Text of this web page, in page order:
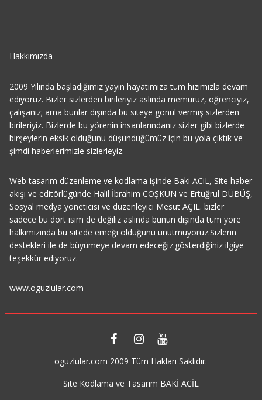
Hakkımızda
2009 Yılında başladığımız yayın hayatımıza tüm hızımızla devam
ediyoruz. Bizler sizlerden birileriyiz aslında memuruz, öğrenciyiz,
çalışanız; ama bunlar dışında bu siteye gönül vermiş sizlerden
birileriyiz. Bizlerde bu yörenin insanlarındanız sizler gibi bizlerde
birşeylerin eksik olduğunu düşündüğümüz için bu yola çıktık ve
şimdi haberlerimizle sizlerleyiz.
Web tasarım düzenleme ve kodlama işinde Baki ACiL, Site haber
akışı ve editörlügünde Halil İbrahim COŞKUN ve Ertuğrul DÜBÜŞ,
Sosyal medya yöneticisi ve düzenleyici Mesut AÇIL. bizler
sadece bu dört isim de değiliz aslında bunun dışında tüm yöre
halkımızında bu sitede emeği olduğunu unutmuyoruz.Sizlerin
destekleri ile de büyümeye devam edeceğiz.gösterdiğiniz ilgiye
teşekkür ediyoruz.
www.oguzlular.com
oguzlular.com 2009 Tüm Hakları Saklıdır.
Site Kodlama ve Tasarım BAKİ ACİL